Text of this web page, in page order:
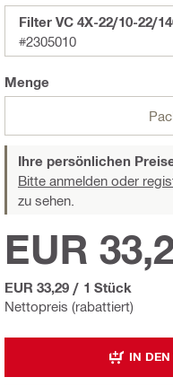
Filter VC 4X-22/10-22/
#2305010
Menge
Ihre persönlichen
Bitte anmelden oder
zu sehen.
Nettopreis (rabattiert)
EUR
EUR 33,29 / 1 Stück
IN DEN